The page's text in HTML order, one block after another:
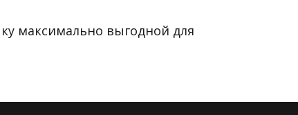
максимально выгодной для